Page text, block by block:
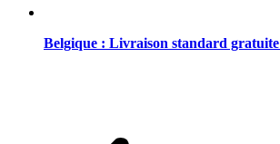
Belgique : Livraison standard gratuite